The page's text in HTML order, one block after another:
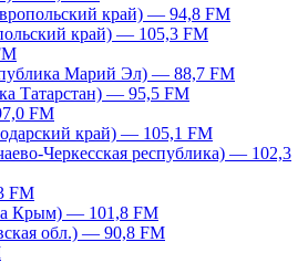
край) — 94,8 FM
край) — 105,3 FM
Марий Эл) — 88,7 FM
Татарстан) — 95,5 FM
FM
край) — 105,1 FM
Черкесская республика) — 102,3
FM
Крым) — 101,8 FM
обл.) — 90,8 FM